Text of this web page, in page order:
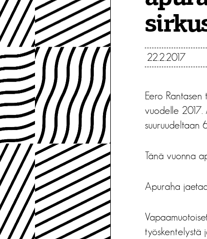
22.2.2017
Eero
vuodelle
suuruudeltaan
Tänä vuonna
Apuraha
työskentelystä